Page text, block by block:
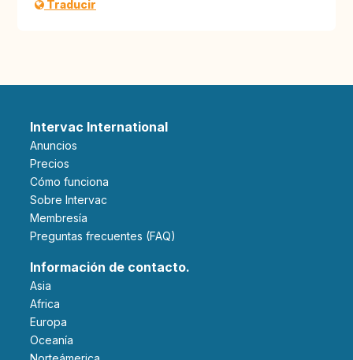
Traducir
Intervac International
Anuncios
Precios
Cómo funciona
Sobre Intervac
Membresía
Preguntas frecuentes (FAQ)
Información de contacto.
Asia
Africa
Europa
Oceanía